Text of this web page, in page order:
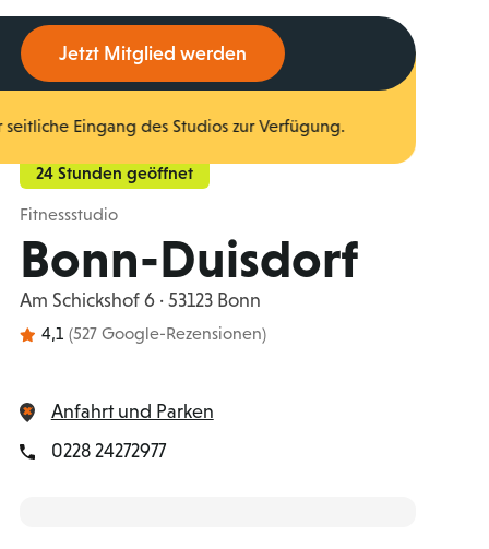
Jetzt Mitglied werden
Eingang des Studios zur Verfügung.
24 Stunden geöffnet
Fitnessstudio
Bonn-Duisdorf
Am Schickshof 6 · 53123 Bonn
4,1 (527 Google-Rezensionen)
Anfahrt und Parken
0228 24272977